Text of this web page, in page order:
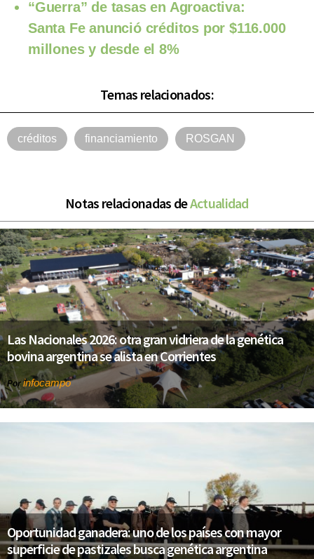
“Guerra” de tasas en Agroactiva:
Santa Fe anunció créditos por $116.000
millones y desde el 8%
Temas relacionados:
créditos financiamiento ROSGAN
Notas relacionadas deActualidad
Las Nacionales 2026: otra gran vidriera de la genética
bovina argentina se alista en Corrientes
Por infocampo
Oportunidad ganadera: uno de los países con mayor
superficie de pastizales busca genética argentina